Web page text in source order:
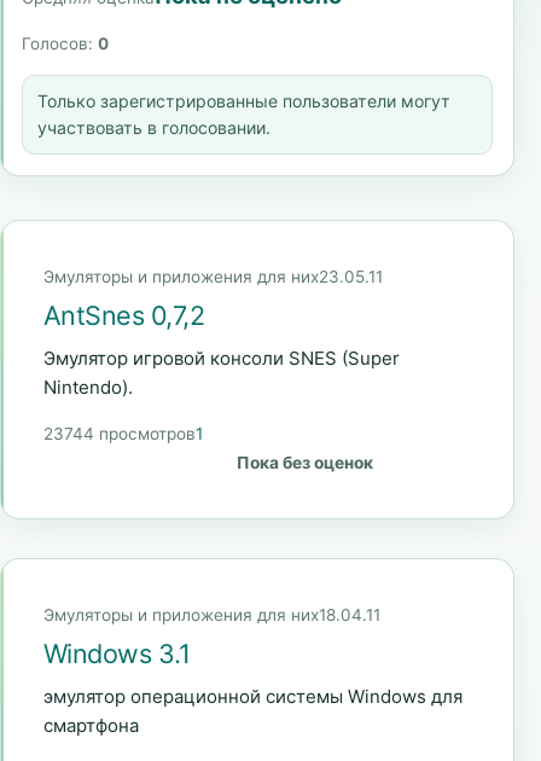
Голосов: 0
Только зарегистрированные пользователи могут
участвовать в голосовании.
Эмуляторы и приложения для них23.05.11
AntSnes 0,7,2
Эмулятор игровой консоли SNES (Super
Nintendo).
23744 просмотров1
Пока без оценок
Эмуляторы и приложения для них18.04.11
Windows 3.1
эмулятор операционной системы Windows для
смартфона